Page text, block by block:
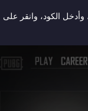
الكود، وانقر على